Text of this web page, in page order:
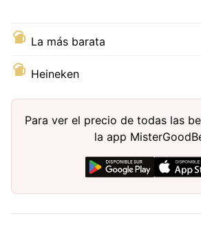
La más barata
Heineken
Para ver el precio de todas las
la app